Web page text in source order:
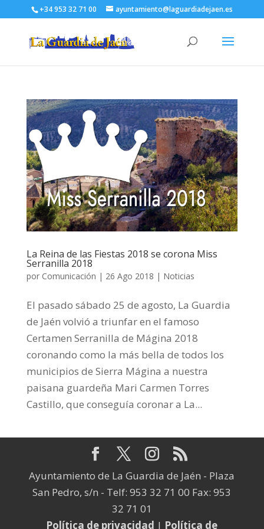
+34 953 32 71 00 ayuntamiento@laguardiadejaen.es
La Reina de las Fiestas 2018 se corona Miss
Serranilla 2018
por Comunicación | 26 Ago 2018 | Noticias
El pasado sábado 25 de agosto, La Guardia
de Jaén volvió a triunfar en el famoso
Certamen Serranilla de Mágina 2018
coronando como la más bella de todos los
municipios de Sierra Mágina a nuestra
paisana guardeña Mari Carmen Torres
Castillo, que conseguía coronar a La...
Ayuntamiento de La Guardia de Jaén - Plaza
San Pedro, s/n - Telf: 953 32 71 00 Fax: 953
32 71 01
Política de privacidad | Política de